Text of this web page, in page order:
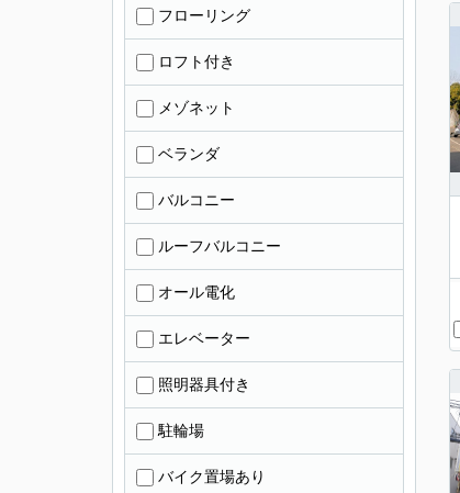
フローリング
ロフト付き
メゾネット
ベランダ
バルコニー
ルーフバルコニー
オール電化
エレベーター
照明器具付き
駐輪場
バイク置場あり